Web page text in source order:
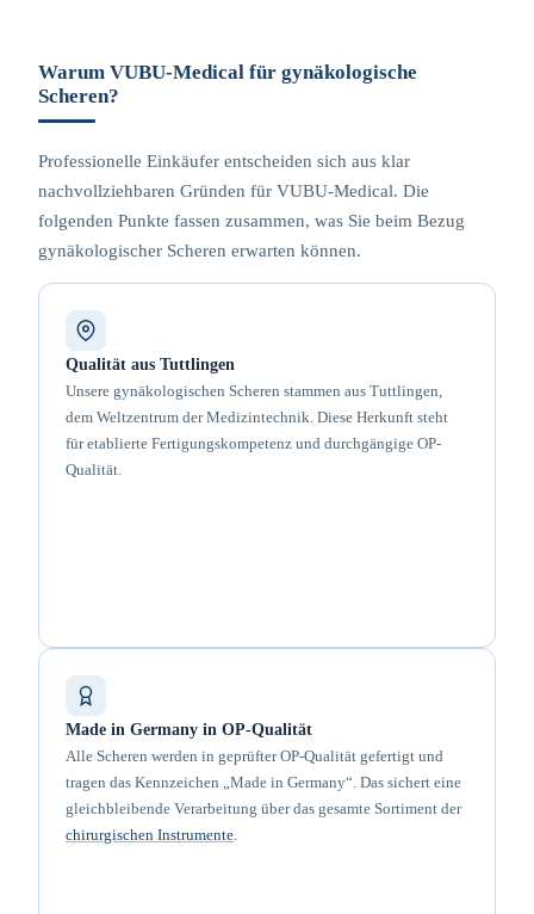
Warum VUBU-Medical für gynäkologische
Scheren?
Professionelle Einkäufer entscheiden sich aus klar
nachvollziehbaren Gründen für VUBU-Medical. Die
folgenden Punkte fassen zusammen, was Sie beim Bezug
gynäkologischer Scheren erwarten können.
Qualität aus Tuttlingen
Unsere gynäkologischen Scheren stammen aus Tuttlingen,
dem Weltzentrum der Medizintechnik. Diese Herkunft steht
für etablierte Fertigungskompetenz und durchgängige OP-
Qualität.
Made in Germany in OP-Qualität
Alle Scheren werden in geprüfter OP-Qualität gefertigt und
tragen das Kennzeichen „Made in Germany“. Das sichert eine
gleichbleibende Verarbeitung über das gesamte Sortiment der
chirurgischen Instrumente.